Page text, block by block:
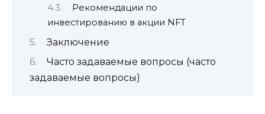
Рекомендации по
инвестированию в акции NFT
Заключение
Часто задаваемые вопросы (часто
задаваемые вопросы)